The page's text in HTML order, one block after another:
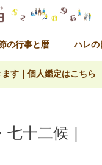
の行事と暦 ハレの
す｜個人鑑定はこちら
十二候｜